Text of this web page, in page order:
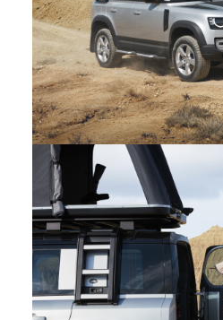
RIDEFINIRE LA GAMMA DI
ROVER DEFENDER 110